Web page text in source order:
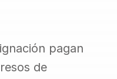
pagan
de